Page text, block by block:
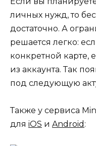
личных нужд, то
достаточно. А
решается легко:
конкретной карте,
из аккаунта. Так
под следующую
Также у сервиса
для iOS и Android :